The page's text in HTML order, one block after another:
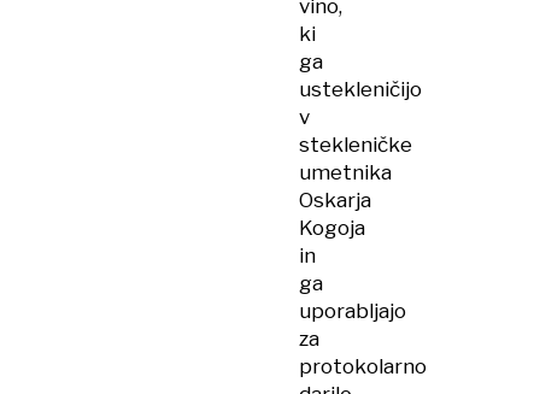
vino,
ki
ga
ustekleničijo
v
stekleničke
umetnika
Oskarja
Kogoja
in
ga
uporabljajo
za
protokolarno